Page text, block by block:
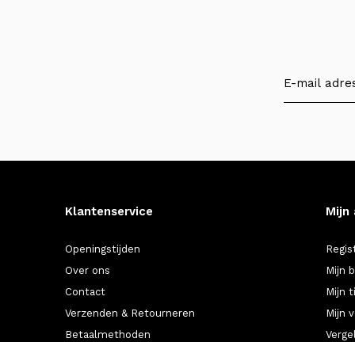
Klantenservice
Openingstijden
Over ons
Contact
Verzenden & Retourneren
Betaalmethoden
Mijn
Mijn
Mijn
Mijn